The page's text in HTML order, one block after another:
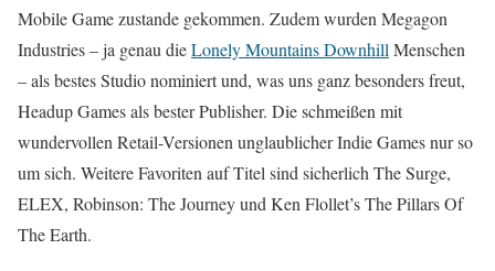
Mobile Game zustande gekommen. Zudem wurden Megagon
Industries – ja genau dieLonely Mountains Downhill Menschen
– als bestes Studio nominiert und, was uns ganz besonders freut,
Headup Games als bester Publisher. Die schmeißen mit
wundervollen Retail-Versionen unglaublicher Indie Games nur so
um sich. Weitere Favoriten auf Titel sind sicherlich The Surge,
ELEX, Robinson: The Journey und Ken Flollet’s The Pillars Of
The Earth.